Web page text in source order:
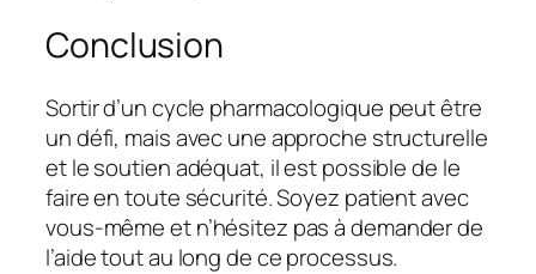
Conclusion
Sortir d’un cycle pharmacologique peut être
un défi, mais avec une approche structurelle
et le soutien adéquat, il est possible de le
faire en toute sécurité. Soyez patient avec
vous-même et n’hésitez pas à demander de
l’aide tout au long de ce processus.